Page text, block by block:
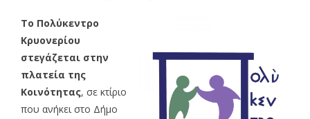
Το Πολύκεντρο
Κρυονερίου
στεγάζεται στην
πλατεία της
Κοινότητας, σε κτίριο
που ανήκει στο Δήμο